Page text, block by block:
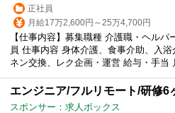
正社員
月給17万2,600円～25万4,700円
【仕事内容】募集職種 介護職・ヘル
員 仕事内容 身体介護、食事介助、入
ネン交換、レク企画・運営 給与・手当
エンジニア/フルリモート/研修6
スポンサー：求人ボックス